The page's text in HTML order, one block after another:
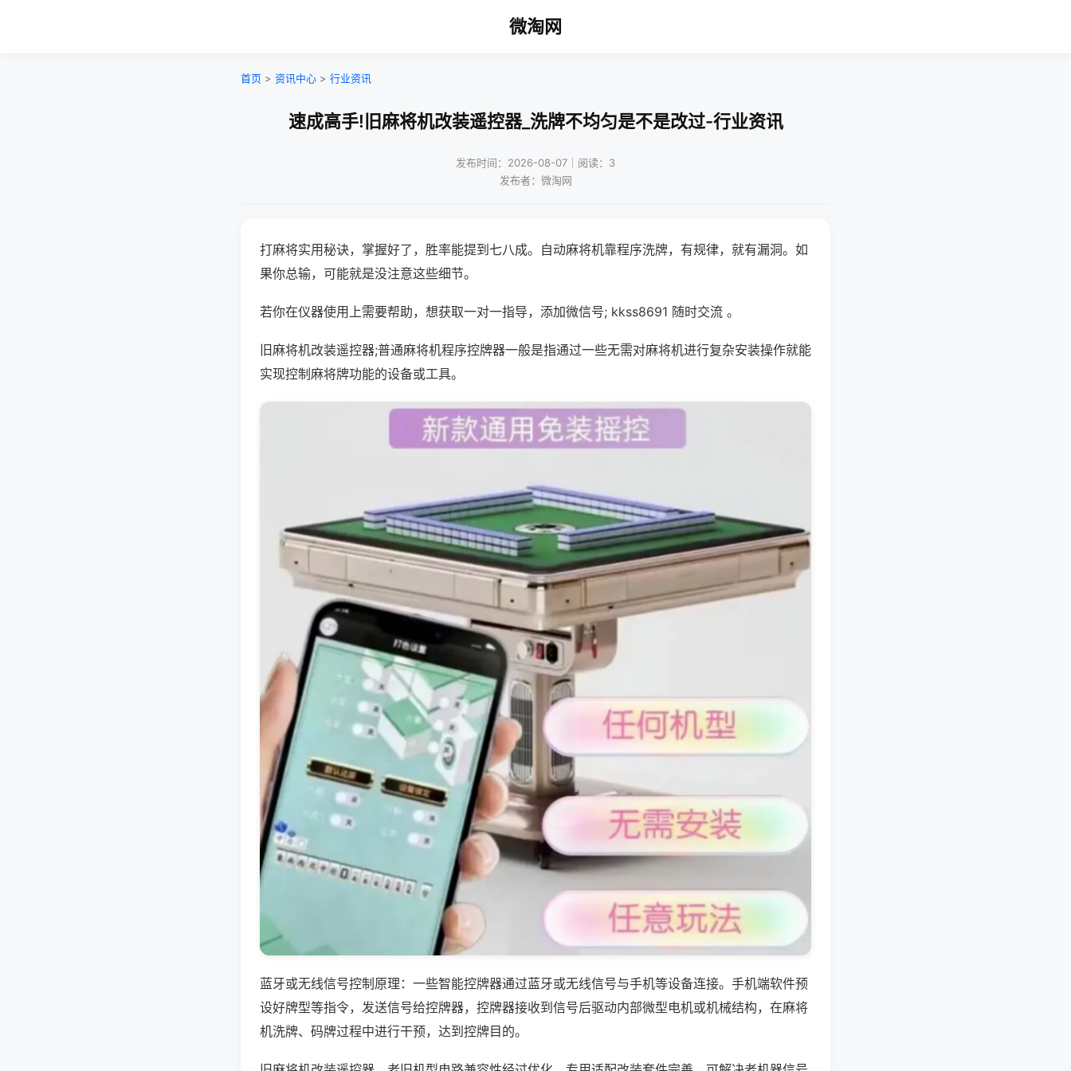
微淘网
首页 > 资讯中心 > 行业资讯
速成高手!旧麻将机改装遥控器_洗牌不均匀是不是改过-行业资讯
发布时间：2026-08-07｜阅读：3
发布者：微淘网
打麻将实用秘诀，掌握好了，胜率能提到七八成。自动麻将机靠程序洗牌，有规律，就有漏洞。如
果你总输，可能就是没注意这些细节。
若你在仪器使用上需要帮助，想获取一对一指导，添加微信号; kkss8691 随时交流 。
旧麻将机改装遥控器;普通麻将机程序控牌器一般是指通过一些无需对麻将机进行复杂安装操作就能
实现控制麻将牌功能的设备或工具。
蓝牙或无线信号控制原理：一些智能控牌器通过蓝牙或无线信号与手机等设备连接。手机端软件预
设好牌型等指令，发送信号给控牌器，控牌器接收到信号后驱动内部微型电机或机械结构，在麻将
机洗牌、码牌过程中进行干预，达到控牌目的。